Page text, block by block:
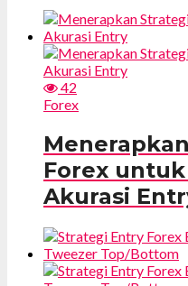
42
Forex
Forex
Akurasi